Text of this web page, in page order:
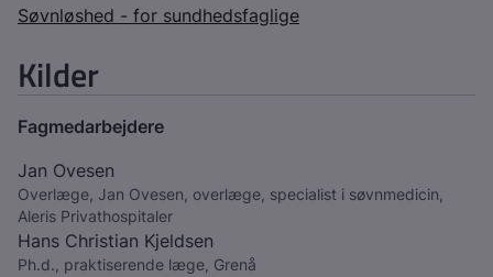
Søvnløshed - for sundhedsfaglige
Kilder
Fagmedarbejdere
Jan Ovesen
Overlæge, Jan Ovesen, overlæge, specialist i søvnmedicin,
Aleris Privathospitaler
Hans Christian Kjeldsen
Ph.d., praktiserende læge, Grenå